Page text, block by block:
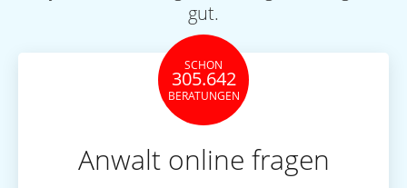
gut.
SCHON
305.642
BERATUNGEN
Anwalt online fragen